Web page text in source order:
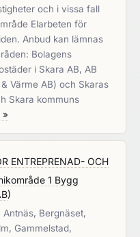
och i vissa fall
Elarbeten för
Anbud kan lämnas
Bolagens
i Skara AB, AB
Värme AB) och Skaras
Skara kommuns
»
ENTREPRENAD- OCH
1 Bygg
)
Bergnäset,
Gammelstad,